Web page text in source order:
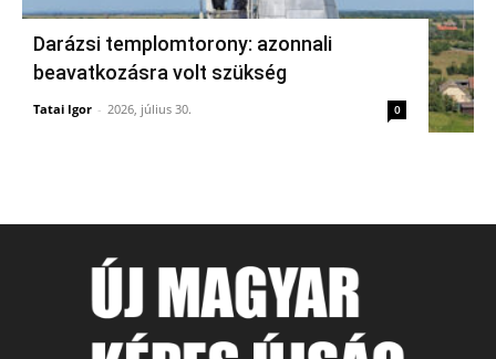
Darázsi templomtorony: azonnali
beavatkozásra volt szükség
Tatai Igor - 2026, július 30. 0